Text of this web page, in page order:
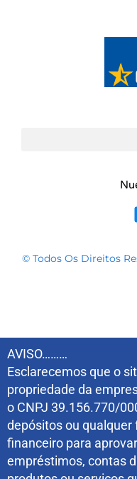
© Todos Os Direitos
AVISO………
Esclarecemos que o
propriedade da
o CNPJ 39.156.770/
depósitos ou
financeiro para
empréstimos, contas